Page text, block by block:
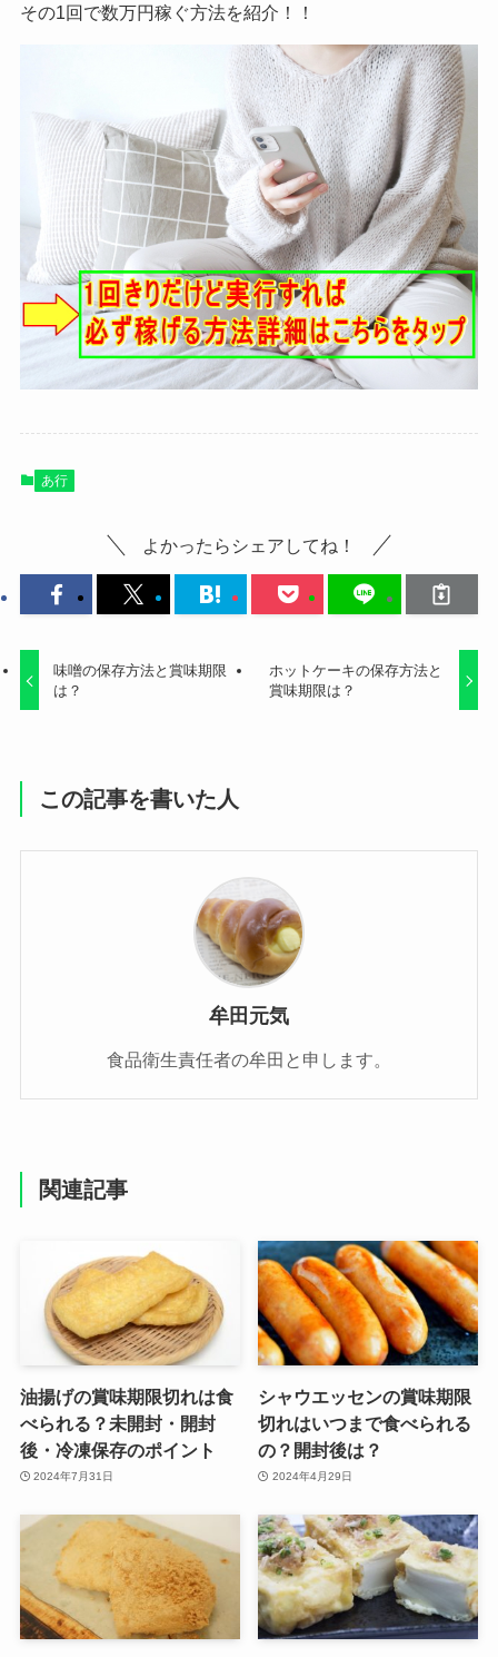
その1回で数万円稼ぐ方法を紹介！！
あ行
よかったらシェアしてね！
味噌の保存方法と賞味期限
は？
ホットケーキの保存方法と
賞味期限は？
この記事を書いた人
牟田元気
食品衛生責任者の牟田と申します。
関連記事
油揚げの賞味期限切れは食
べられる？未開封・開封
後・冷凍保存のポイント
2024年7月31日
シャウエッセンの賞味期限
切れはいつまで食べられる
の？開封後は？
2024年4月29日